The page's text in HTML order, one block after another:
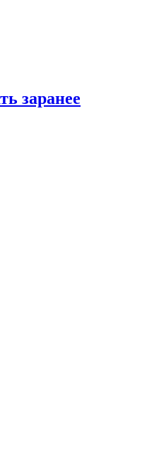
заранее